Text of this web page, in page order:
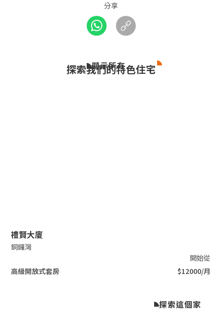
分享
探索我們的特色住宅
顯示所有
Slide 2 of 5.
禮賢大廈
銅鑼灣
開始從
高級開放式套房
$12000/月
探索這個家